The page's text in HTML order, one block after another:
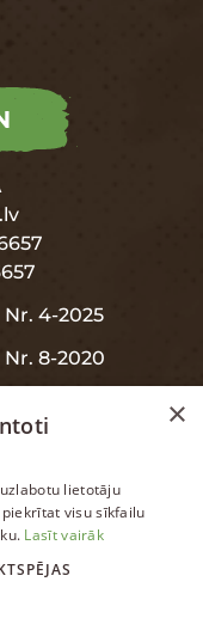
4-2025
8-2020
ENGLISH
×
lietotāju
visu sīkfailu
Lasīt vairāk